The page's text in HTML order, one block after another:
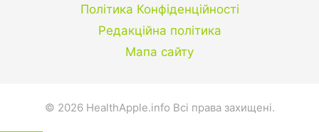
Політика Конфіденційності
Редакційна політика
Мапа сайту
© 2026 HealthApple.info Всі права захищені.